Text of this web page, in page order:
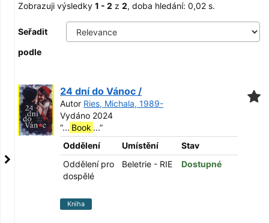
Zobrazuji výsledky 1 - 2 z 2, doba hledání: 0,02 s.
Seřadit
podle
24 dní do Vánoc /
Autor Ries, Michala, 1989-
Vydáno 2024
“... Book ...”
Oddělení
Umístění
Stav
Oddělení pro
dospělé
Beletrie - RIE Dostupné
Kniha